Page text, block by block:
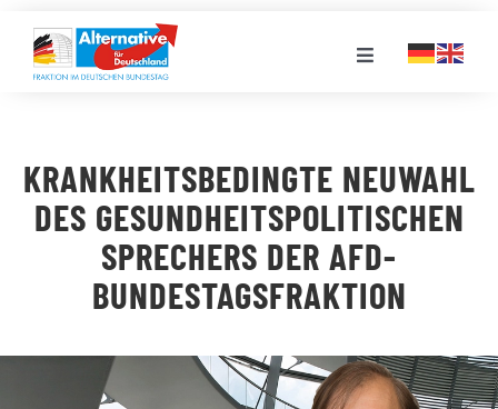
Inhalt
springen
Toggle
LANDESGRUPPEN
VERANSTALTUNGEN
KRANKHEITSBEDINGTE NEUWAHL
DES GESUNDHEITSPOLITISCHEN
SPRECHERS DER AFD-
BUNDESTAGSFRAKTION